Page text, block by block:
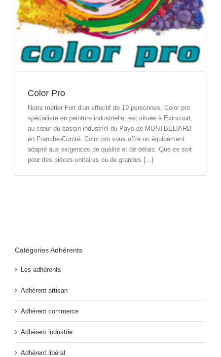
Color Pro
Notre métier Fort d'un effectif de 19 personnes, Color pro
spécialiste en peinture industrielle, est située à Exincourt,
au cœur du bassin industriel du Pays de MONTBELIARD
en Franche-Comté. Color pro vous offre un équipement
adapté aux exigences de qualité et de délais. Que ce soit
pour des pièces unitaires ou de grandes [...]
Catégories Adhérents
Les adhérents
Adhérent artisan
Adhérent commerce
Adhérent industrie
Adhérent libéral